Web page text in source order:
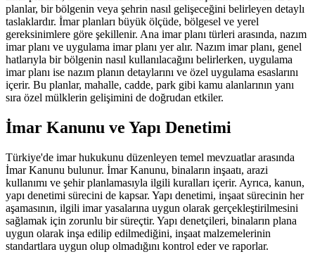
planlar, bir bölgenin veya şehrin nasıl gelişeceğini belirleyen detaylı
taslaklardır. İmar planları büyük ölçüde, bölgesel ve yerel
gereksinimlere göre şekillenir. Ana imar planı türleri arasında, nazım
imar planı ve uygulama imar planı yer alır. Nazım imar planı, genel
hatlarıyla bir bölgenin nasıl kullanılacağını belirlerken, uygulama
imar planı ise nazım planın detaylarını ve özel uygulama esaslarını
içerir. Bu planlar, mahalle, cadde, park gibi kamu alanlarının yanı
sıra özel mülklerin gelişimini de doğrudan etkiler.
İmar Kanunu ve Yapı Denetimi
Türkiye'de imar hukukunu düzenleyen temel mevzuatlar arasında
İmar Kanunu bulunur. İmar Kanunu, binaların inşaatı, arazi
kullanımı ve şehir planlamasıyla ilgili kuralları içerir. Ayrıca, kanun,
yapı denetimi sürecini de kapsar. Yapı denetimi, inşaat sürecinin her
aşamasının, ilgili imar yasalarına uygun olarak gerçekleştirilmesini
sağlamak için zorunlu bir süreçtir. Yapı denetçileri, binaların plana
uygun olarak inşa edilip edilmediğini, inşaat malzemelerinin
standartlara uygun olup olmadığını kontrol eder ve raporlar.